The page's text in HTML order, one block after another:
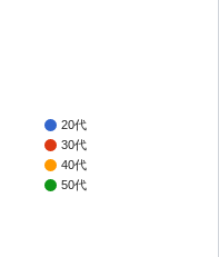
20代
30代
40代
50代